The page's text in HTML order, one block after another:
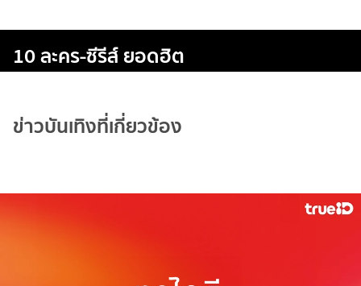
10 ละคร-ซีรีส์ ยอดฮิต
ข่าวบันเทิงที่เกี่ยวข้อง